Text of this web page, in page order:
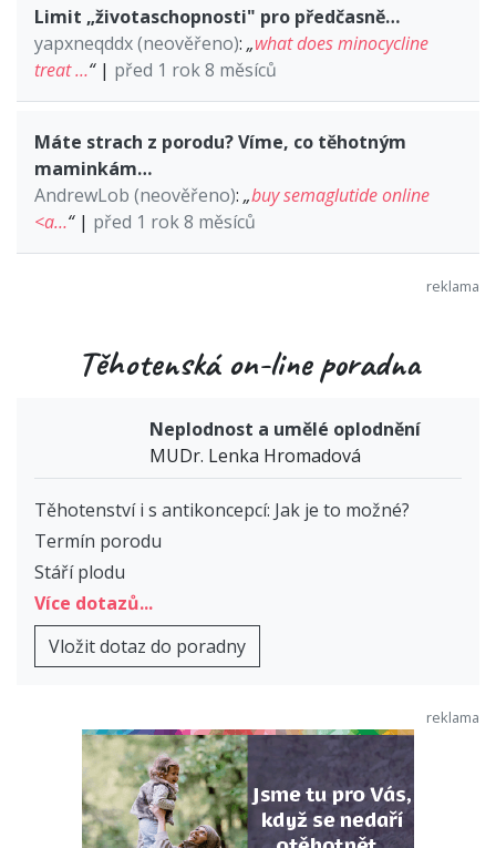
Limit „životaschopnosti" pro předčasně…
yapxneqddx (neověřeno): „what does minocycline
treat …“| před 1 rok 8 měsíců
Máte strach z porodu? Víme, co těhotným
maminkám…
AndrewLob (neověřeno): „buy semaglutide online
<a…“| před 1 rok 8 měsíců
Těhotenská on-line poradna
Neplodnost a umělé oplodnění
MUDr. Lenka Hromadová
Těhotenství i s antikoncepcí: Jak je to možné?
Termín porodu
Stáří plodu
Více dotazů...
Vložit dotaz do poradny